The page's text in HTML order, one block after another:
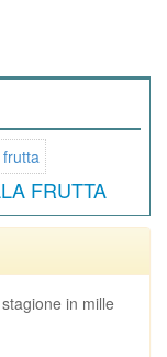
FRUTTA
in mille